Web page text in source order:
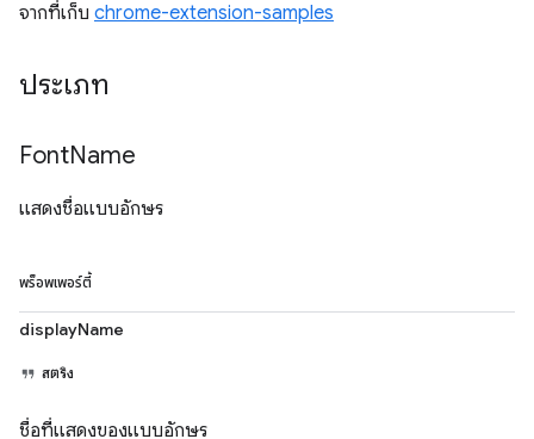
จากที่เก็บ chrome-extension-samples
ประเภท
FontName
แสดงชื่อแบบอักษร
พร็อพเพอร์ตี้
displayName
สตริง
ชื่อที่แสดงของแบบอักษร